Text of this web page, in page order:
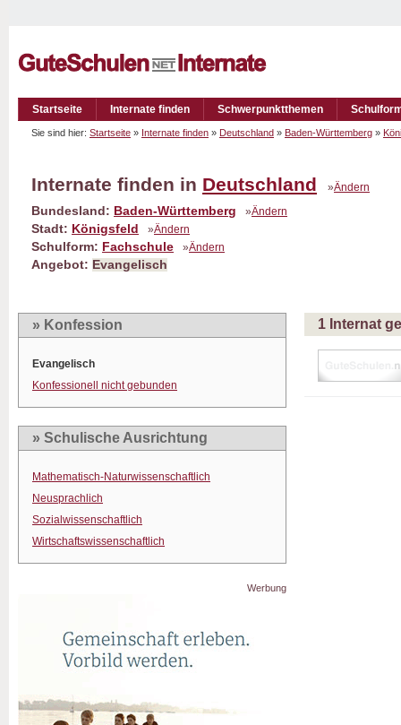
Startseite Internate finden Schwerpunktthemen
Sie sind hier: Startseite » Internate finden » Deutschland » Baden-Württemberg »
Internate finden in Deutschland »Ändern
Bundesland: Baden-Württemberg »Ändern
Stadt: Königsfeld »Ändern
Schulform: Fachschule »Ändern
Angebot: Evangelisch
» Konfession
Evangelisch
Konfessionell nicht gebunden
» Schulische Ausrichtung
Mathematisch-Naturwissenschaftlich
Neusprachlich
Sozialwissenschaftlich
Wirtschaftswissenschaftlich
Werbung
1 Internat